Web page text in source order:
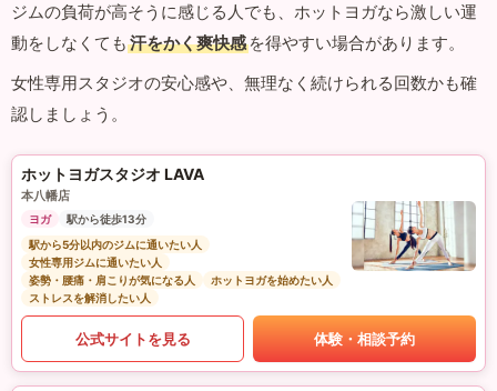
ジムの負荷が高そうに感じる人でも、ホットヨガなら激しい運
動をしなくても 汗をかく爽快感 を得やすい場合があります。
女性専用スタジオの安心感や、無理なく続けられる回数かも確
認しましょう。
ホットヨガスタジオ LAVA
本八幡店
ヨガ
駅から徒歩13分
駅から5分以内のジムに通いたい人
女性専用ジムに通いたい人
姿勢・腰痛・肩こりが気になる人
ホットヨガを始めたい人
ストレスを解消したい人
公式サイトを見る 体験・相談予約